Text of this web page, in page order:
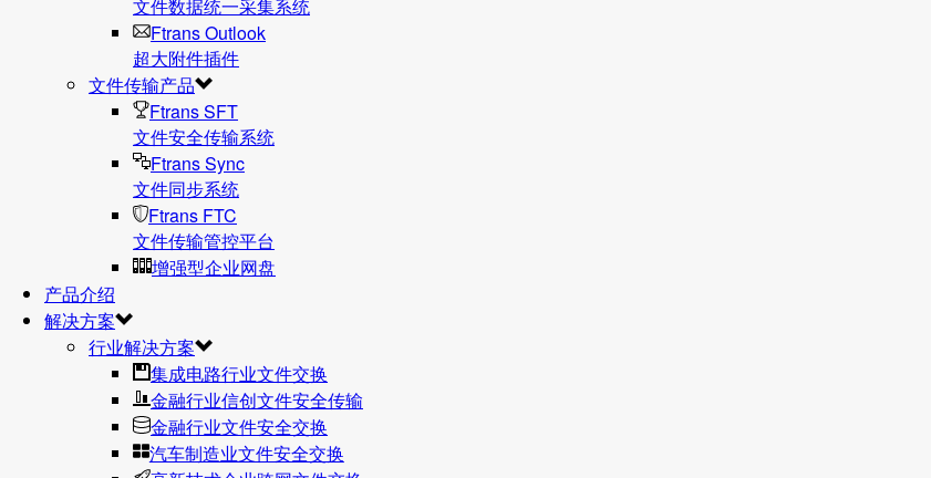
文件数据统⼀采集系统
Ftrans Outlook
超大附件插件
文件传输产品
Ftrans SFT
文件安全传输系统
Ftrans Sync
文件同步系统
Ftrans FTC
文件传输管控平台
增强型企业网盘
产品介绍
解决方案
行业解决方案
集成电路行业文件交换
金融行业信创文件安全传输
金融行业文件安全交换
汽车制造业文件安全交换